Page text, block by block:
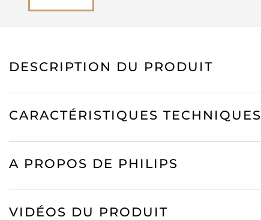
DESCRIPTION DU PRODUIT
CARACTÉRISTIQUES TECHNIQUES
A PROPOS DE PHILIPS
VIDÉOS DU PRODUIT